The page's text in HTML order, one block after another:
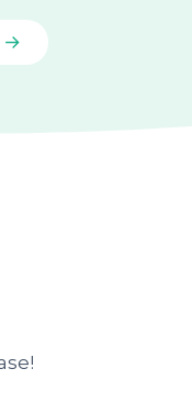
→